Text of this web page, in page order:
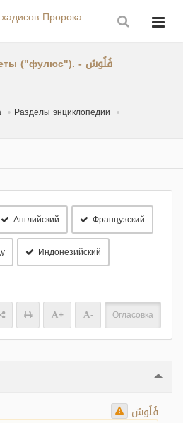
Деньги, монеты ("фулюс"). - فُلُوسٌ
Разделы энциклопедии
Английский Французский
Индонезийский
+
- Огласовка
فُلُوسٌ